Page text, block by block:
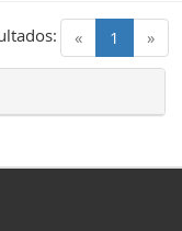
« 1 (current)
»